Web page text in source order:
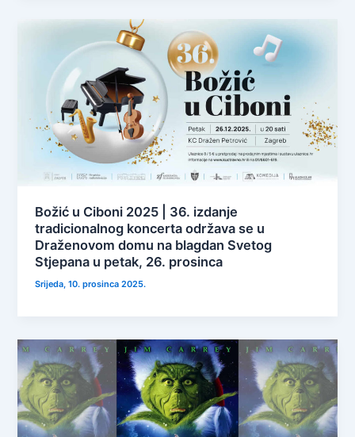
Božić u Ciboni 2025 | 36. izdanje
tradicionalnog koncerta održava se u
Draženovom domu na blagdan Svetog
Stjepana u petak, 26. prosinca
Srijeda, 10. prosinca 2025.